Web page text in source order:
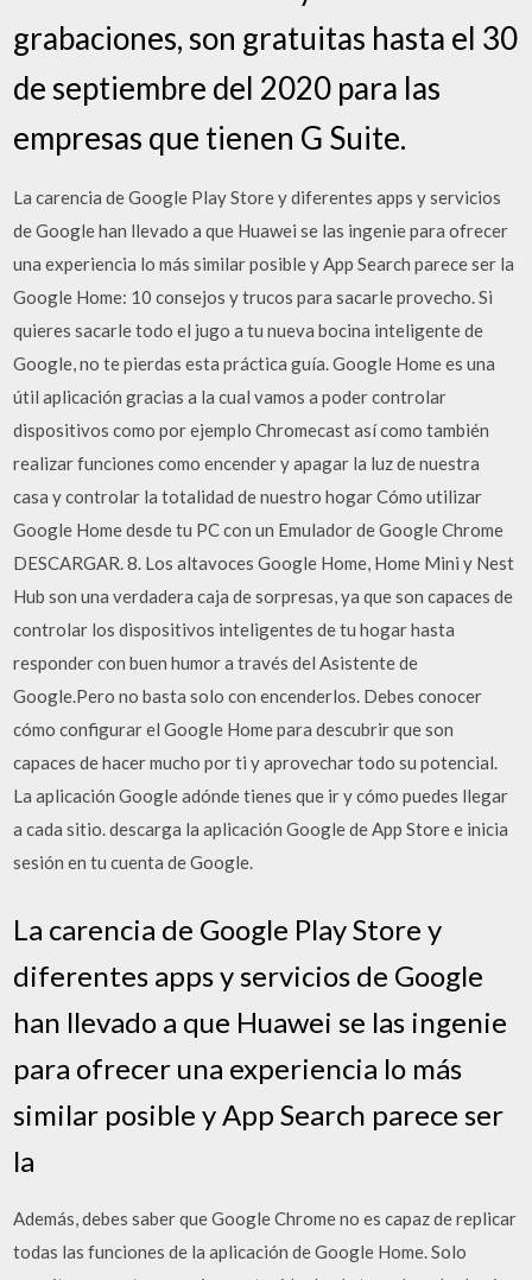
grabaciones, son gratuitas hasta el 30
de septiembre del 2020 para las
empresas que tienen G Suite.
La carencia de Google Play Store y diferentes apps y servicios
de Google han llevado a que Huawei se las ingenie para ofrecer
una experiencia lo más similar posible y App Search parece ser la
Google Home: 10 consejos y trucos para sacarle provecho. Si
quieres sacarle todo el jugo a tu nueva bocina inteligente de
Google, no te pierdas esta práctica guía. Google Home es una
útil aplicación gracias a la cual vamos a poder controlar
dispositivos como por ejemplo Chromecast así como también
realizar funciones como encender y apagar la luz de nuestra
casa y controlar la totalidad de nuestro hogar Cómo utilizar
Google Home desde tu PC con un Emulador de Google Chrome
DESCARGAR. 8. Los altavoces Google Home, Home Mini y Nest
Hub son una verdadera caja de sorpresas, ya que son capaces de
controlar los dispositivos inteligentes de tu hogar hasta
responder con buen humor a través del Asistente de
Google.Pero no basta solo con encenderlos. Debes conocer
cómo configurar el Google Home para descubrir que son
capaces de hacer mucho por ti y aprovechar todo su potencial.
La aplicación Google adónde tienes que ir y cómo puedes llegar
a cada sitio. descarga la aplicación Google de App Store e inicia
sesión en tu cuenta de Google.
La carencia de Google Play Store y
diferentes apps y servicios de Google
han llevado a que Huawei se las ingenie
para ofrecer una experiencia lo más
similar posible y App Search parece ser
la
Además, debes saber que Google Chrome no es capaz de replicar
todas las funciones de la aplicación de Google Home. Solo